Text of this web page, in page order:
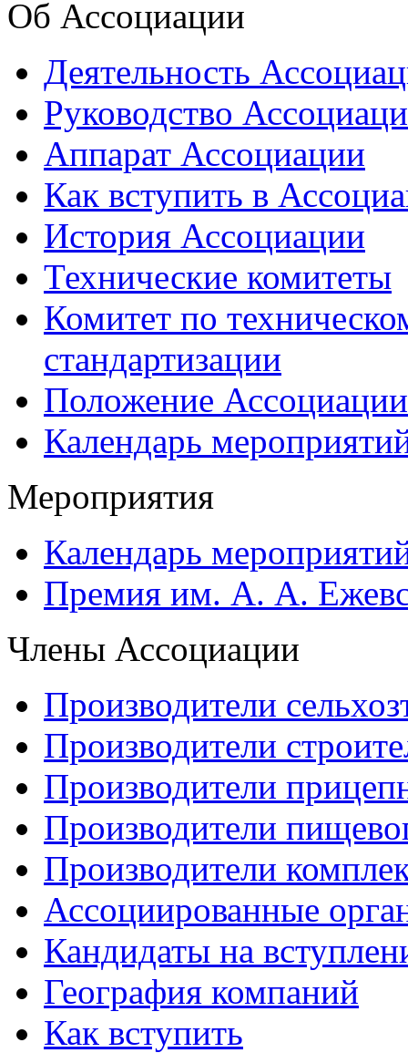
Об Ассоциации
Деятельность
Руководство
Аппарат Ассоциации
Как вступить в
История Ассоциации
Технические комитеты
Комитет по
стандартизации
Положение
Календарь
Мероприятия
Календарь
Премия им. А. А.
Члены Ассоциации
Производители
Производители
Производители
Производители
Производители
Ассоциированные
Кандидаты на
География компаний
Как вступить